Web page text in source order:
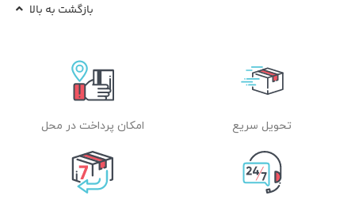
بازگشت به بالا
تحویل سریع امکان پرداخت در محل